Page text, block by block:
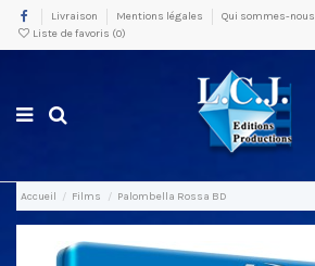
Livraison Mentions légales Qui sommes-nous
Liste de favoris (0)
Accueil Films Palombella Rossa BD